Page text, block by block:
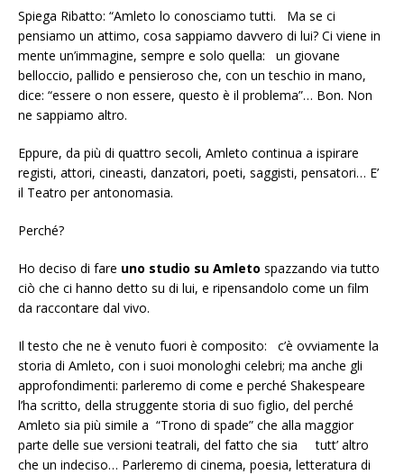
Spiega Ribatto: “Amleto lo conosciamo tutti. Ma se ci
pensiamo un attimo, cosa sappiamo davvero di lui? Ci viene in
mente un’immagine, sempre e solo quella: un giovane
belloccio, pallido e pensieroso che, con un teschio in mano,
dice: “essere o non essere, questo è il problema”… Bon. Non
ne sappiamo altro.
Eppure, da più di quattro secoli, Amleto continua a ispirare
registi, attori, cineasti, danzatori, poeti, saggisti, pensatori… E’
il Teatro per antonomasia.
Perché?
Ho deciso di fare uno studio su Amleto spazzando via tutto
ciò che ci hanno detto su di lui, e ripensandolo come un film
da raccontare dal vivo.
Il testo che ne è venuto fuori è composito: c’è ovviamente la
storia di Amleto, con i suoi monologhi celebri; ma anche gli
approfondimenti: parleremo di come e perché Shakespeare
l’ha scritto, della struggente storia di suo figlio, del perché
Amleto sia più simile a “Trono di spade” che alla maggior
parte delle sue versioni teatrali, del fatto che sia tutt’ altro
che un indeciso… Parleremo di cinema, poesia, letteratura di